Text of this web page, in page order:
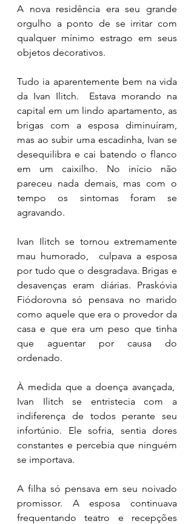
A nova residência era seu grande
orgulho a ponto de se irritar com
qualquer mínimo estrago em seus
objetos decorativos.
Tudo ia aparentemente bem na vida
da Ivan Ilitch.  Estava morando na
capital em um lindo apartamento, as
brigas com a esposa diminuíram,
mas ao subir uma escadinha, Ivan se
desequilibra e cai batendo o flanco
em um caixilho. No início não
pareceu nada demais, mas com o
tempo os sintomas foram se
agravando.
Ivan Ilitch se tornou extremamente
mau humorado,  culpava a esposa
por tudo que o desgradava. Brigas e
desavenças eram diárias. Praskóvia
Fiódorovna só pensava no marido
como aquele que era o provedor da
casa e que era um peso que tinha
que aguentar por causa do
ordenado.
À medida que a doença avançada,
Ivan Ilitch se entristecia com a
indiferença de todos perante seu
infortúnio. Ele sofria, sentia dores
constantes e percebia que ninguém
se importava.
A filha só pensava em seu noivado
promissor. A esposa continuava
frequentando teatro e recepções